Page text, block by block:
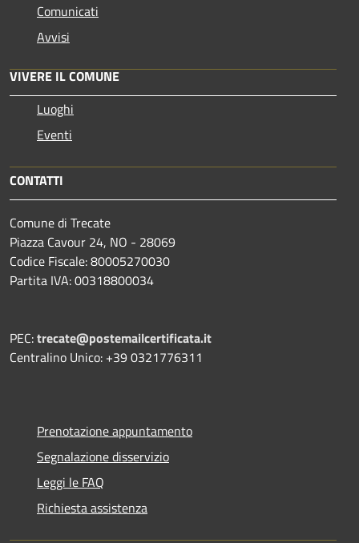
Comunicati
Avvisi
VIVERE IL COMUNE
Luoghi
Eventi
CONTATTI
Comune di Trecate
Piazza Cavour 24, NO - 28069
Codice Fiscale: 80005270030
Partita IVA: 00318800034
PEC:trecate@postemailcertificata.it
Centralino Unico: +39 0321776311
Prenotazione appuntamento
Segnalazione disservizio
Leggi le FAQ
Richiesta assistenza